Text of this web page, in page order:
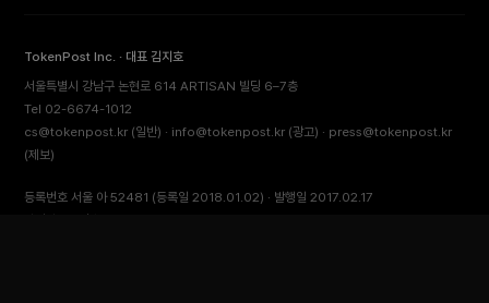
TokenPost Inc. · 대표 김지호
서울특별시 강남구 논현로 614 ARTISAN 빌딩 6–7층
Tel 02-6674-1012
cs@tokenpost.kr (일반) · info@tokenpost.kr (광고) · press@tokenpost.kr
(제보)
등록번호 서울 아 52481 (등록일 2018.01.02) · 발행일 2017.02.17
사업자등록번호 232-88-00885